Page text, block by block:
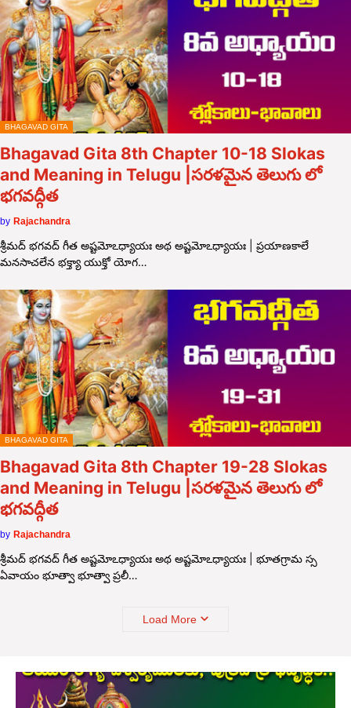
BHAGAVAD GITA
Bhagavad Gita 8th Chapter 10-18 Slokas
and Meaning in Telugu |సరళమైన తెలుగు లో
భగవద్గీత
by Rajachandra
శ్రీమద్ భగవద్ గీత అష్టమోఽధ్యాయః అథ అష్టమోఽధ్యాయః | ప్రయాణకాలే
మనసాచలేన భక్త్యా యుక్తో యోగ…
BHAGAVAD GITA
Bhagavad Gita 8th Chapter 19-28 Slokas
and Meaning in Telugu |సరళమైన తెలుగు లో
భగవద్గీత
by Rajachandra
శ్రీమద్ భగవద్ గీత అష్టమోఽధ్యాయః అథ అష్టమోఽధ్యాయః | భూతగ్రామ స్స
ఏవాయం భూత్వా భూత్వా ప్రలీ…
Load More